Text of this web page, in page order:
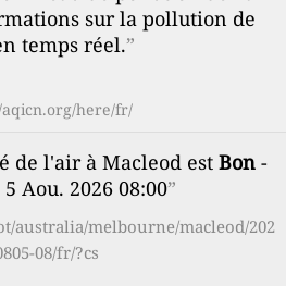
sur la pollution de
temps réel.”
here/fr/
de l'air à Macleod est Bon -
Aou. 2026 08:00”
australia/melbourne/macleod/202
08/fr/?cs